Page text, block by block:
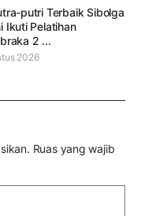
putri Terbaik Sibolga
Ikuti Pelatihan
2 ...
2026
Ruas yang wajib